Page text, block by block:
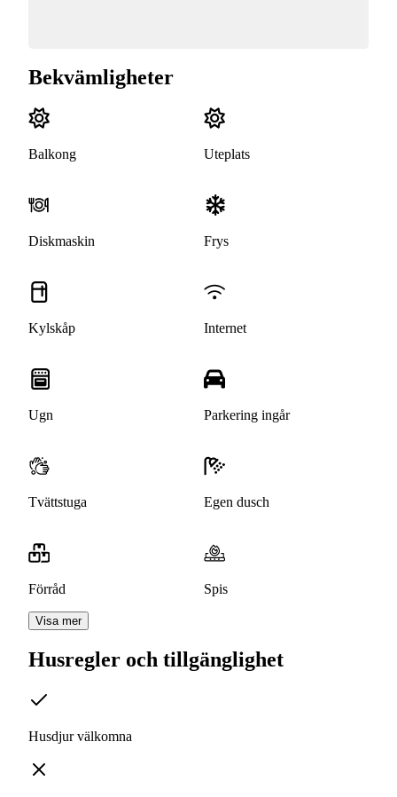
Bekvämligheter
Balkong Uteplats
Diskmaskin Frys
Kylskåp Internet
Ugn Parkering ingår
Tvättstuga Egen dusch
Förråd Spis
Visa mer
Husregler och tillgänglighet
Husdjur välkomna